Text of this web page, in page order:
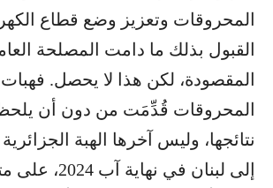
المحروقات وتعزيز وضع قطاع
القبول بذلك ما دامت المصلحة
المقصودة، لكن هذا لا يحصل.
المحروقات قُدِّمَت من دون أن
نتائجها، وليس آخرها الهبة
إلى لبنان في